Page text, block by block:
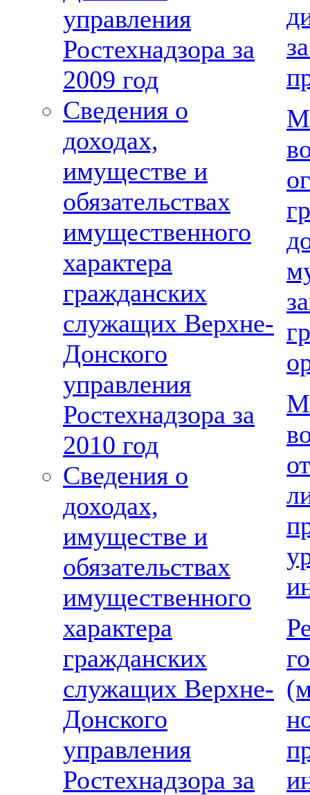
управления
Ростехнадзора за
2009 год
Сведения о
доходах,
имуществе и
обязательствах
имущественного
характера
гражданских
служащих Верхне-
Донского
управления
Ростехнадзора за
2010 год
Сведения о
доходах,
имуществе и
обязательствах
имущественного
характера
гражданских
служащих Верхне-
Донского
управления
Ростехнадзора за